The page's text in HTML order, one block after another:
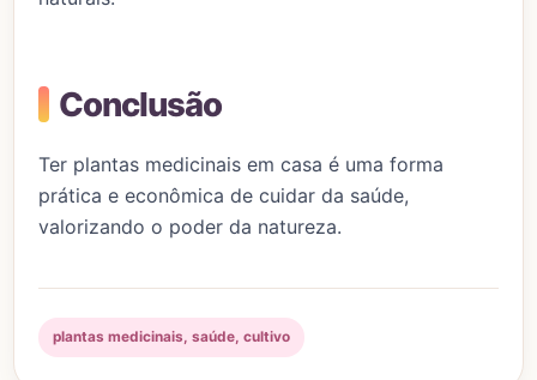
Conclusão
Ter plantas medicinais em casa é uma forma
prática e econômica de cuidar da saúde,
valorizando o poder da natureza.
plantas medicinais, saúde, cultivo